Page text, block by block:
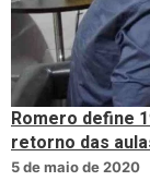
Romero define
retorno das
5 de maio de 2020